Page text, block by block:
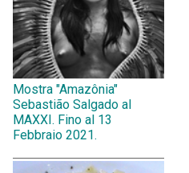
Mostra "Amazônia"
Sebastião Salgado al
MAXXI. Fino al 13
Febbraio 2021.